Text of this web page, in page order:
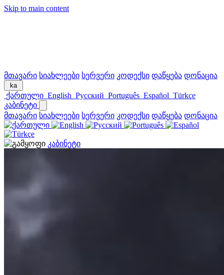
Skip to main content
მთავარი სიახლეები სერვერი კოდექსი დაწყება დონაცია
ka
ქართული English Русский Português Español Türkçe
კაბინეტი
მთავარი სიახლეები სერვერი კოდექსი დაწყება დონაცია
კაბინეტი